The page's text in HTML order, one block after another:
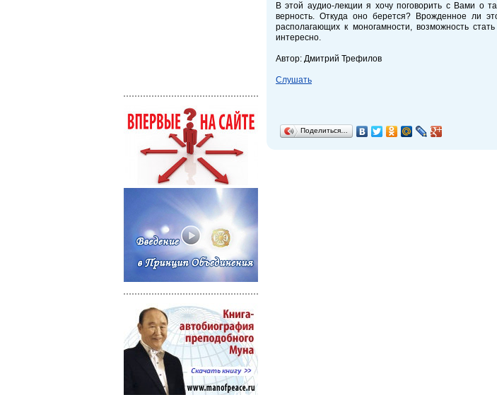
В этой аудио-лекции я хочу поговорить с Вами о
верность. Откуда оно берется? Врожденное ли
располагающих к моногамности, возможность
интересно.
Автор: Дмитрий Трефилов
Слушать
Поделиться…